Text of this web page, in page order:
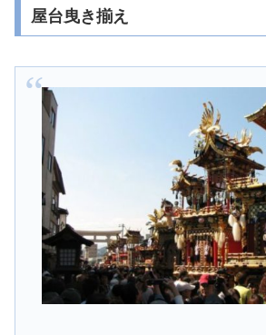
屋台曳き揃え